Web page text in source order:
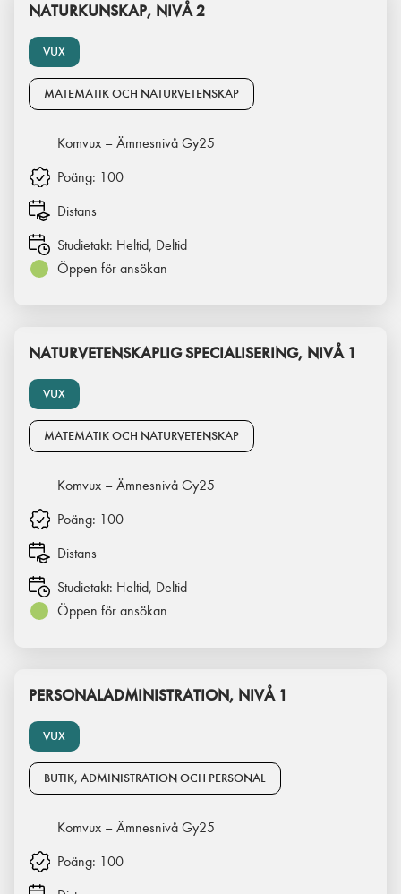
VUX
NATURKUNSKAP, NIVÅ 2
MATEMATIK OCH NATURVETENSKAP
Komvux – Ämnesnivå Gy25
Poäng: 100
Distans
Studietakt: Heltid, Deltid
Öppen för ansökan
VUX
NATURVETENSKAPLIG SPECIALISERING, NIVÅ 1
MATEMATIK OCH NATURVETENSKAP
Komvux – Ämnesnivå Gy25
Poäng: 100
Distans
Studietakt: Heltid, Deltid
Öppen för ansökan
VUX
PERSONALADMINISTRATION, NIVÅ 1
BUTIK, ADMINISTRATION OCH PERSONAL
Komvux – Ämnesnivå Gy25
Poäng: 100